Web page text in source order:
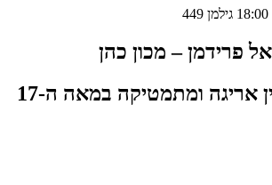
פרידמן – מכון כהן
אריגה ומתמטיקה במאה ה-17